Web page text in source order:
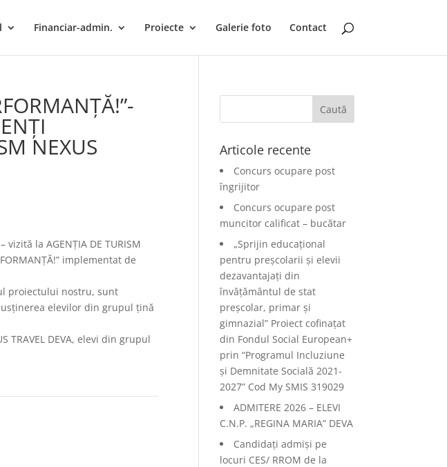
Financiar-admin. Proiecte Galerie foto Contact
NEXUS
la AGENȚIA DE TURISM
implementat de
proiectului nostru, sunt
elevilor din grupul țină
DEVA, elevi din grupul
Articole recente
Concurs ocupare post
îngrijitor
Concurs ocupare post
muncitor calificat – bucătar
„Sprijin educațional
pentru preșcolarii și elevii
dezavantajați din
învățământul de stat
preșcolar, primar și
gimnazial” Proiect cofinațat
din Fondul Social European+
prin “Programul Incluziune
și Demnitate Socială 2021-
2027” Cod My SMIS 319029
ADMITERE 2026 – ELEVI
C.N.P. „REGINA MARIA” DEVA
Candidați admiși pe
locuri CES/ RROM de la